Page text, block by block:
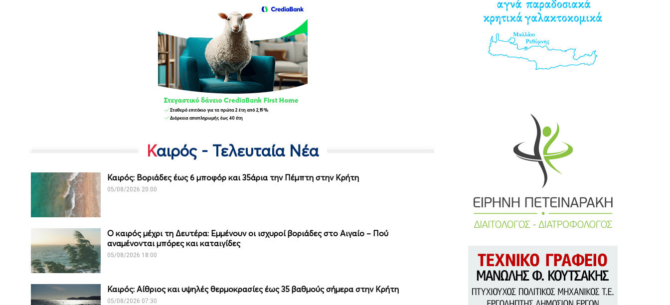
Καιρός - Τελευταία Νέα
Καιρός: Βοριάδες έως 6 μποφόρ και 35άρια την Πέμπτη στην Κρήτη
05/08/2026 20:00
Ο καιρός μέχρι τη Δευτέρα: Εμμένουν οι ισχυροί βοριάδες στο Αιγαίο – Πού
αναμένονται μπόρες και καταιγίδες
05/08/2026 18:00
Καιρός: Αίθριος και υψηλές θερμοκρασίες έως 35 βαθμούς σήμερα στην Κρήτη
05/08/2026 07:30